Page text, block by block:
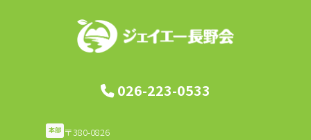
026-223-0533
本部 〒380-0826